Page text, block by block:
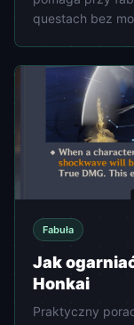
questach bez
Fabuła
Jak
Honkai
Praktyczny